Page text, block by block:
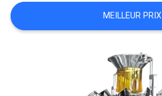
SITEMAP
MEILLEUR PRIX